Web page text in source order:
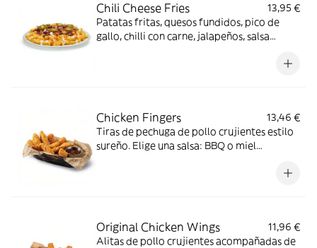
Chili Cheese Fries
13,95 €
Patatas fritas, quesos fundidos, pico de
gallo, chilli con carne, jalapeños, salsa
Chicken Fingers
13,46 €
Tiras de pechuga de pollo crujientes estilo
sureño. Elige una salsa: BBQ o miel
Original Chicken Wings
11,96 €
Alitas de pollo crujientes acompañadas de